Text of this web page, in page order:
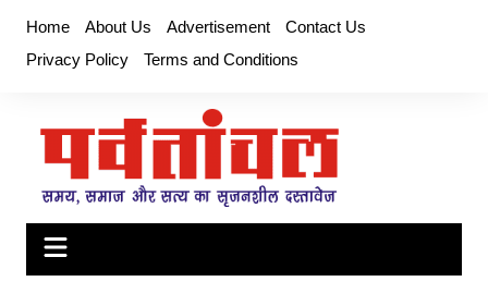
content
Home About Us Advertisement
Contact Us
Privacy Policy
Terms and Conditions